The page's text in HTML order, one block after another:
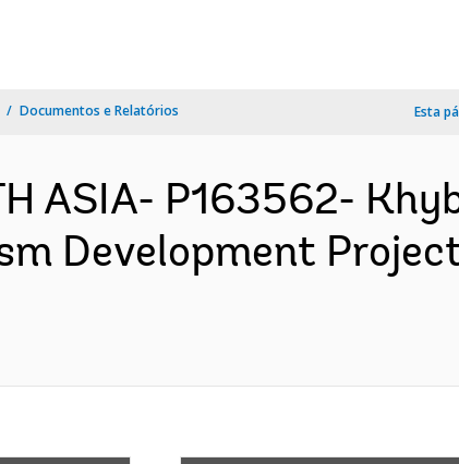
Documentos e Relatórios Esta
ASIA- P163562-
Development